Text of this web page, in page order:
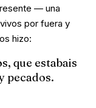
— una
por fuera y
hizo:
que estabais
pecados.